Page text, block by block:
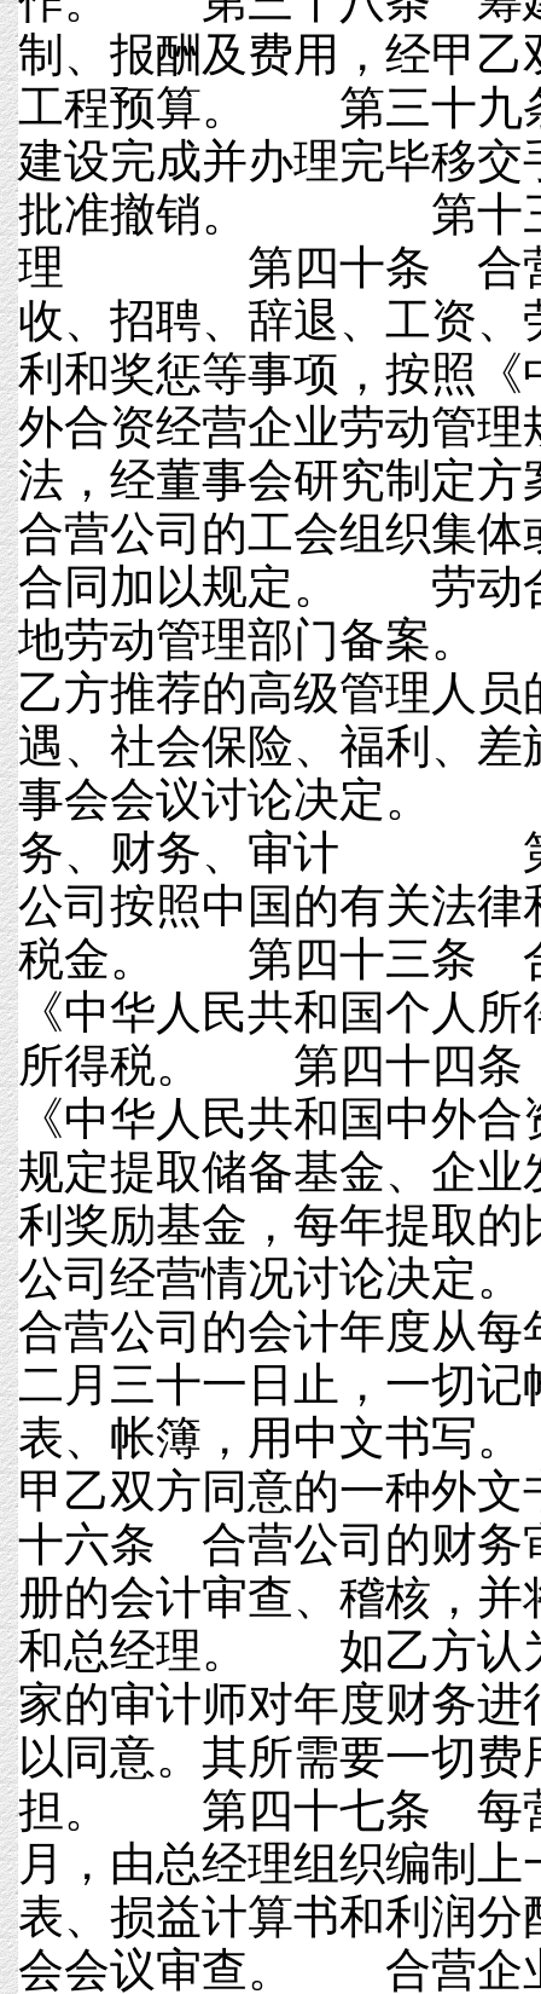
制、报酬及费用，经甲乙
工程预算。 第三十九
建设完成并办理完毕移
批准撤销。 第十
理 第四十条 合营
收、招聘、辞退、工资
利和奖惩等事项，按照《
外合资经营企业劳动管理
法，经董事会研究制定方
合营公司的工会组织集体
合同加以规定。 劳动
地劳动管理部门备案
乙方推荐的高级管理人员
遇、社会保险、福利、
事会会议讨论决定
务、财务、审计 第
公司按照中国的有关法律
税金。 第四十三条 合
《中华人民共和国个人
所得税。 第四十四条
《中华人民共和国中外
规定提取储备基金、企
利奖励基金，每年提取的
公司经营情况讨论决
合营公司的会计年度从每
二月三十一日止，一切
表、帐簿，用中文书写
甲乙双方同意的一种
十六条 合营公司的财务
册的会计审查、稽核，
和总经理。 如乙方认
家的审计师对年度财务
以同意。其所需要一切费
担。 第四十七条 每营
月，由总经理组织编制
表、损益计算书和利润
会会议审查。 合营企